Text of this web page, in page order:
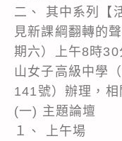
二、 其中系列【
見新課綱翻轉的
期六）上午8時
山女子高級中學
141號）辦理，相
(一) 主題論壇
１、 上午場